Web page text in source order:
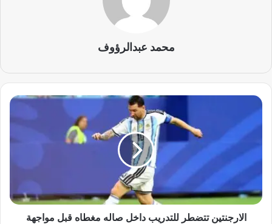
محمد عبدالرؤوف
ا
ا
ت
ي
ن
الارجنتين تتضطر للتدريب داخل صاله مغطاه قبل مواجهة